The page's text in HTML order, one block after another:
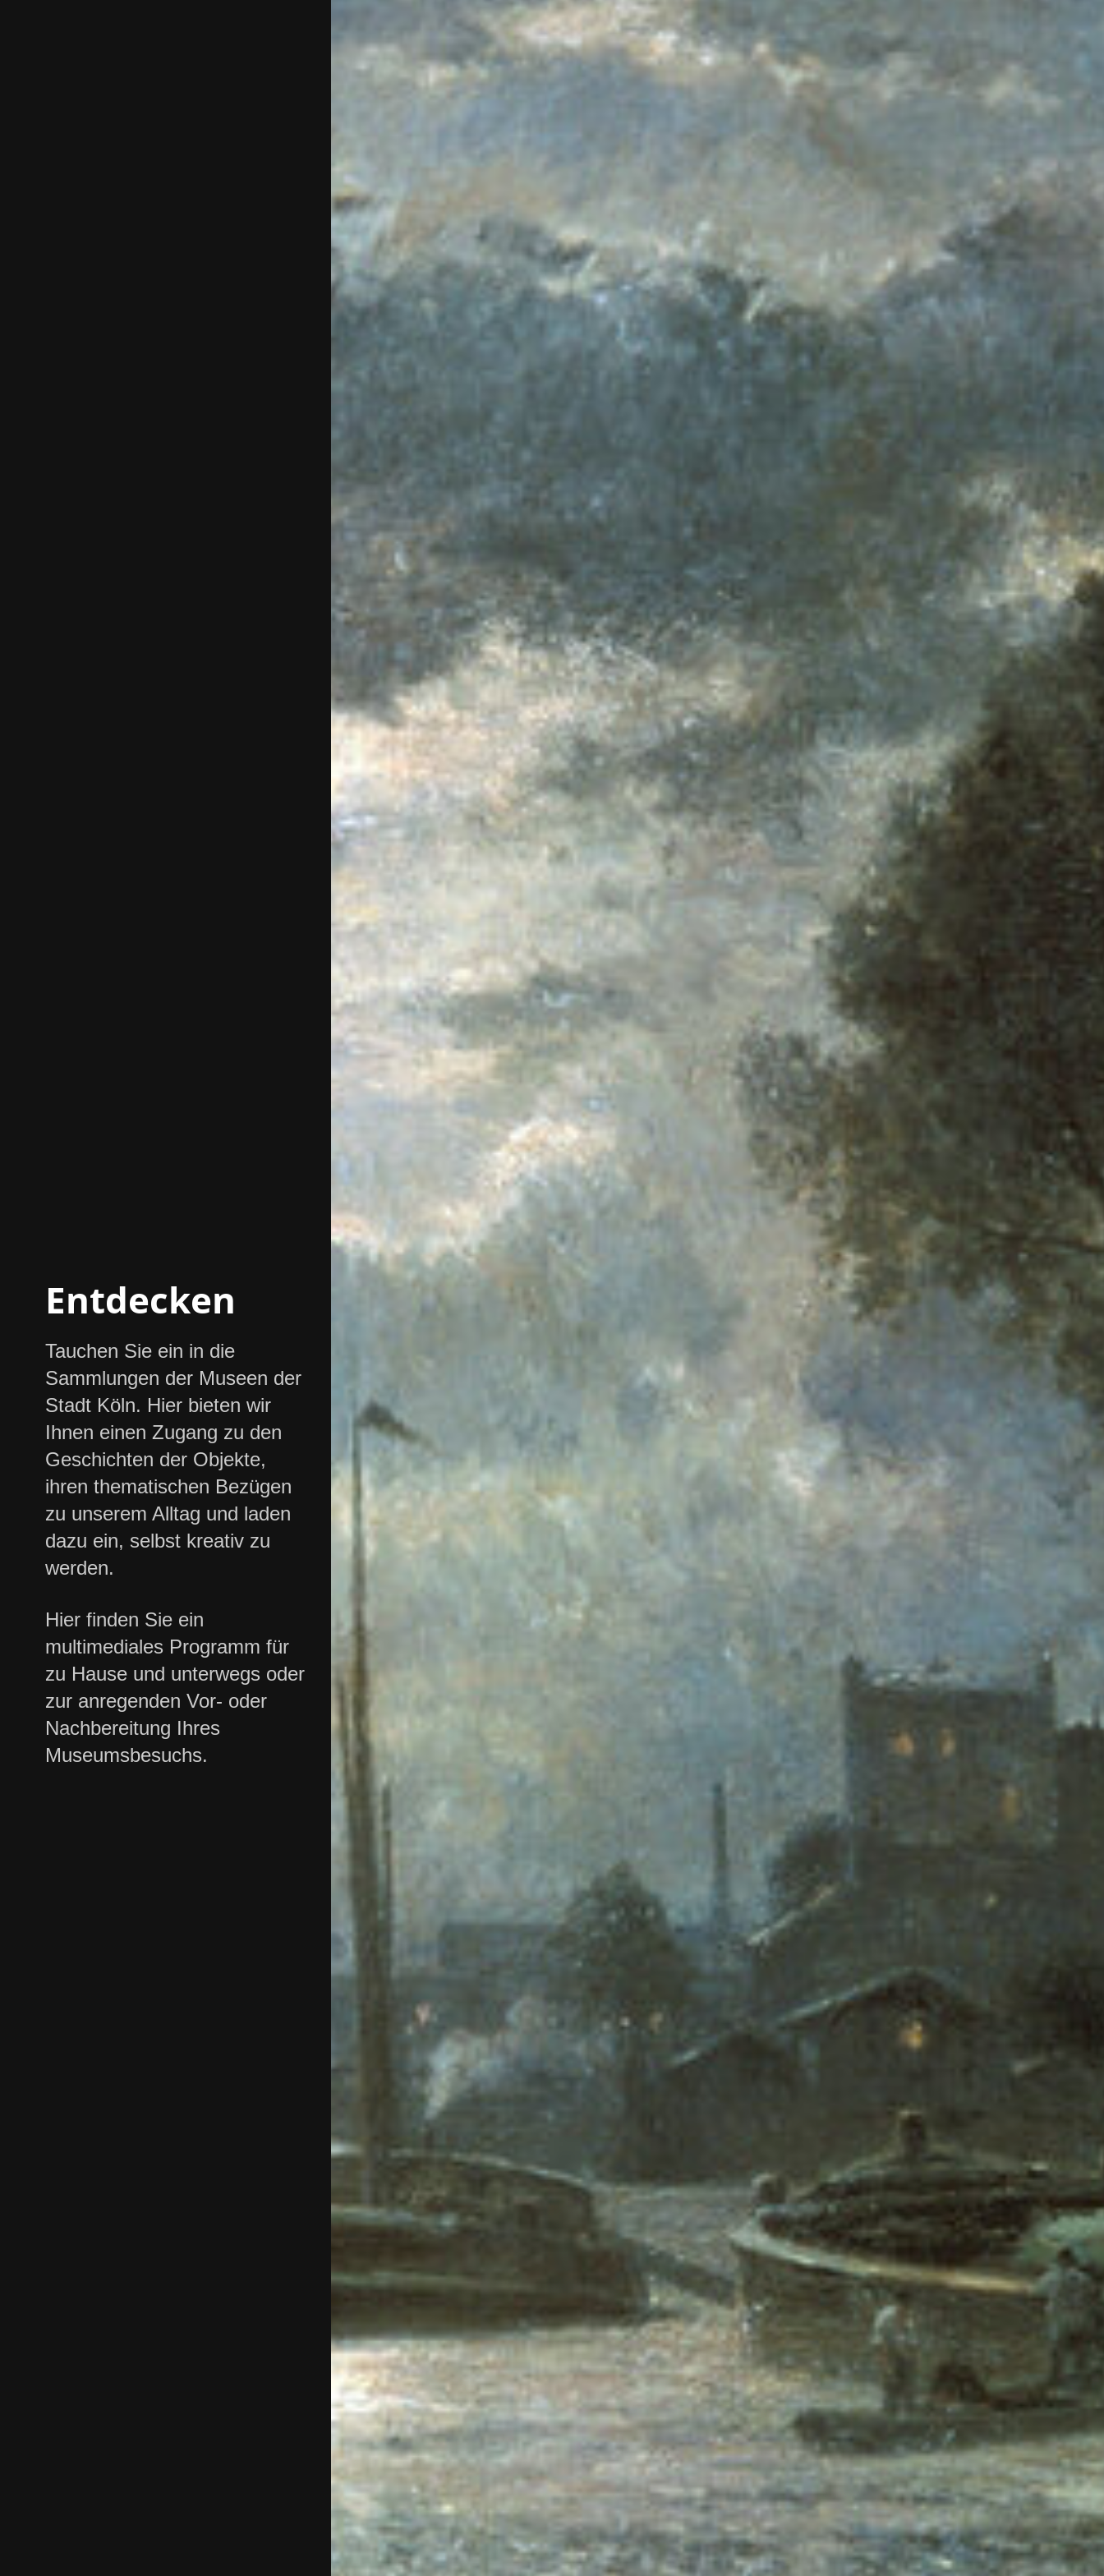
Entdecken
Tauchen Sie ein in die
Sammlungen der Museen der
Stadt Köln. Hier bieten wir
Ihnen einen Zugang zu den
Geschichten der Objekte,
ihren thematischen Bezügen
zu unserem Alltag und laden
dazu ein, selbst kreativ zu
werden.
Hier finden Sie ein
multimediales Programm für
zu Hause und unterwegs oder
zur anregenden Vor- oder
Nachbereitung Ihres
Museumsbesuchs.